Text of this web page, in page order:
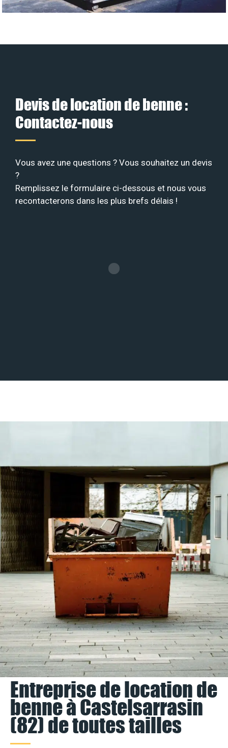
Devis de location de benne :
Contactez-nous
Vous avez une questions ? Vous souhaitez un devis
?
Remplissez le formulaire ci-dessous et nous vous
recontacterons dans les plus brefs délais !
Entreprise de location de
benne à Castelsarrasin
(82) de toutes tailles